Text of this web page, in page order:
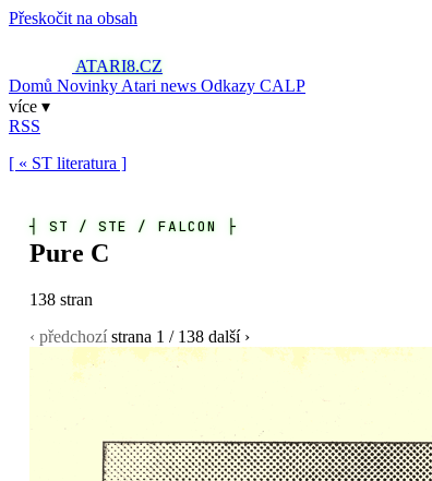
Přeskočit na obsah
ATARI8.CZ
Domů Novinky Atari news Odkazy CALP
více ▾
RSS
[ « ST literatura ]
┤ST / STE / FALCON ├
Pure C
138 stran
‹ předchozí strana 1 / 138 další ›